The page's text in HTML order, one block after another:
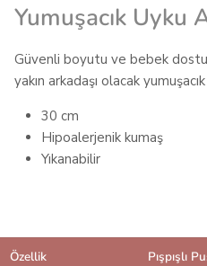
Yumuşacık Uyku
Güvenli boyutu ve bebek dostu
yakın arkadaşı olacak
30 cm
Hipoalerjenik kumaş
Yıkanabilir
Özellik Pışpışlı